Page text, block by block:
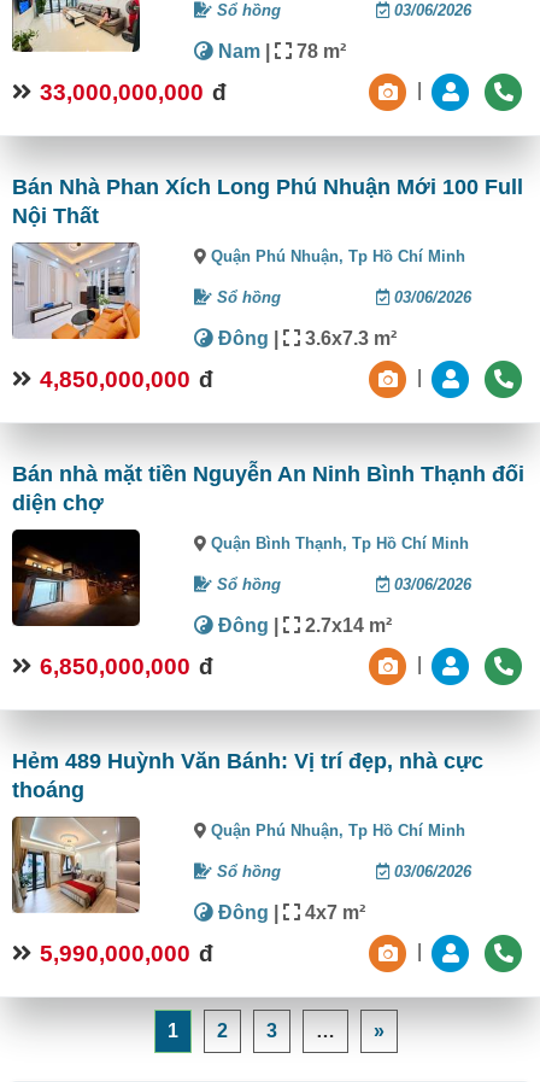
Sổ hồng 03/06/2026
Nam | 78 m²
33,000,000,000 đ
Bán Nhà Phan Xích Long Phú Nhuận Mới 100 Full
Nội Thất
Quận Phú Nhuận,Tp Hồ Chí Minh
Sổ hồng 03/06/2026
Đông | 3.6x7.3 m²
4,850,000,000 đ
Bán nhà mặt tiền Nguyễn An Ninh Bình Thạnh đối
diện chợ
Quận Bình Thạnh,Tp Hồ Chí Minh
Sổ hồng 03/06/2026
Đông | 2.7x14 m²
6,850,000,000 đ
Hẻm 489 Huỳnh Văn Bánh: Vị trí đẹp, nhà cực
thoáng
Quận Phú Nhuận,Tp Hồ Chí Minh
Sổ hồng 03/06/2026
Đông | 4x7 m²
5,990,000,000 đ
1 2 3 … »